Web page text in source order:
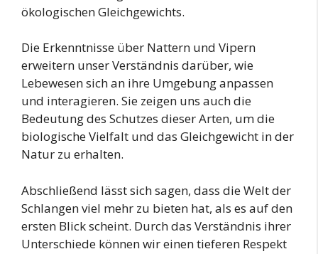
ökologischen Gleichgewichts.
Die Erkenntnisse über Nattern und Vipern
erweitern unser Verständnis darüber, wie
Lebewesen sich an ihre Umgebung anpassen
und interagieren. Sie zeigen uns auch die
Bedeutung des Schutzes dieser Arten, um die
biologische Vielfalt und das Gleichgewicht in der
Natur zu erhalten.
Abschließend lässt sich sagen, dass die Welt der
Schlangen viel mehr zu bieten hat, als es auf den
ersten Blick scheint. Durch das Verständnis ihrer
Unterschiede können wir einen tieferen Respekt